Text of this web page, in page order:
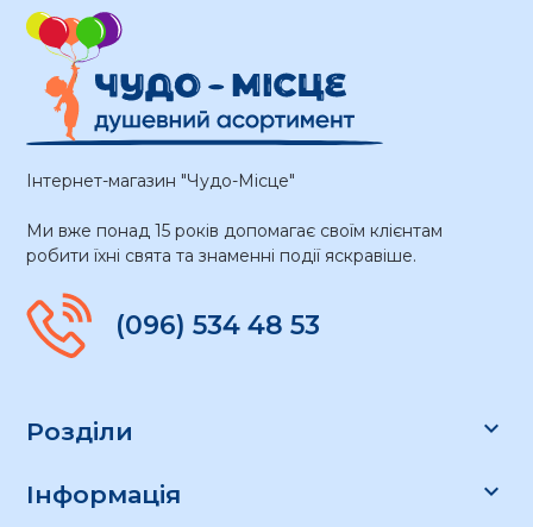
Інтернет-магазин "Чудо-Місце"
Ми вже понад 15 років допомагає своїм клієнтам
робити їхні свята та знаменні події яскравіше.
(096) 534 48 53
Розділи 
Інформація 